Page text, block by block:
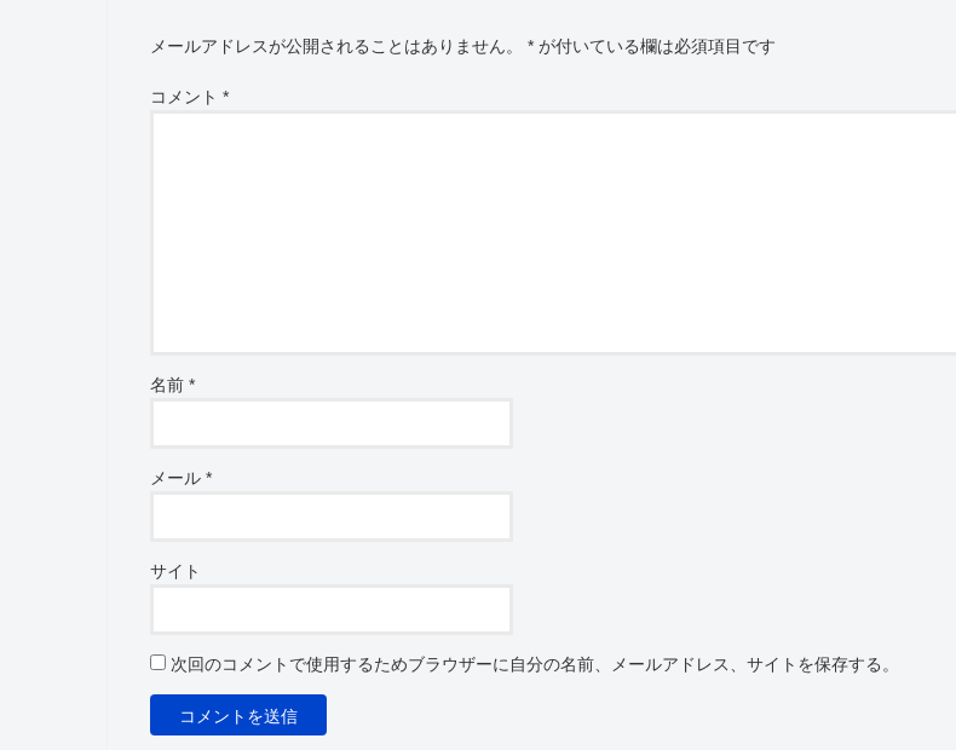
メールアドレスが公開されることはありません。 * が付いている欄は必須項目です
コメント *
名前 *
メール *
サイト
次回のコメントで使用するためブラウザーに自分の名前、メールアドレス、サイトを保存する。